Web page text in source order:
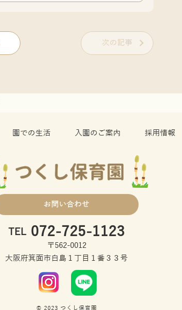
次の記事
園での生活 入園のご案内 採用情報
お問い合わせ
TEL 072-725-1123
〒562-0012
大阪府箕面市白島１丁目１番３３号
© 2023 つくし保育園